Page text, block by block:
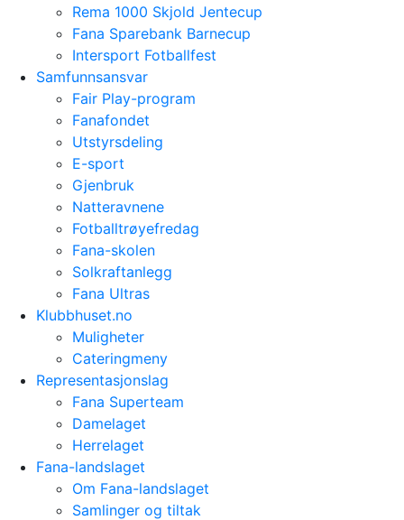
Rema 1000 Skjold Jentecup
Fana Sparebank Barnecup
Intersport Fotballfest
Samfunnsansvar
Fair Play-program
Fanafondet
Utstyrsdeling
E-sport
Gjenbruk
Natteravnene
Fotballtrøyefredag
Fana-skolen
Solkraftanlegg
Fana Ultras
Klubbhuset.no
Muligheter
Cateringmeny
Representasjonslag
Fana Superteam
Damelaget
Herrelaget
Fana-landslaget
Om Fana-landslaget
Samlinger og tiltak